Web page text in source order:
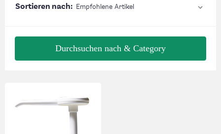
Sortieren nach:
Durchsuchen nach & Category